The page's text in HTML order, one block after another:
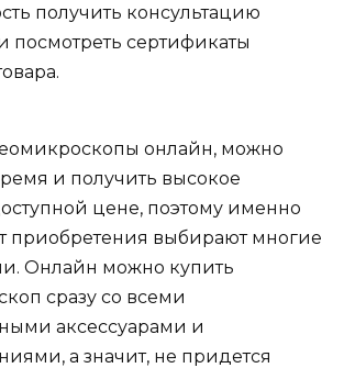
получить консультацию
посмотреть сертификаты
онлайн, можно
и получить высокое
цене, поэтому именно
приобретения выбирают многие
Онлайн можно купить
сразу со всеми
аксессуарами и
а значит, не придется